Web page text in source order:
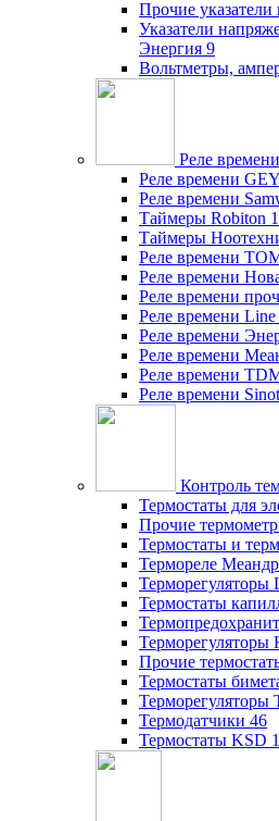
Прочие
Указатели
Энергия 9
Вольтметры,
Реле
Реле времени
Реле времени
Таймеры Robiton
Таймеры
Реле времени
Реле времени
Реле времени
Реле времени
Реле времени
Реле времени
Реле времени
Реле времени
Контроль
Термостаты для
Прочие
Термостаты и
Термореле Меандр
Терморегуляторы
Термостаты
Терморегуляторы
Прочие
Термостаты
Терморегуляторы
Термодатчики 46
Термостаты KSD